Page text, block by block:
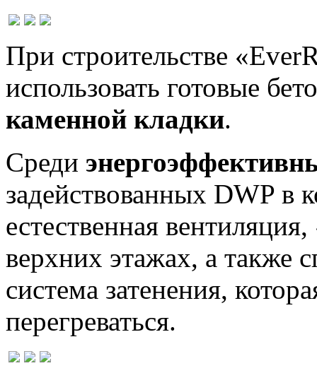
При строительстве
использовать готовые
каменной кладки.
Среди
задействованных DWP в
естественная
верхних этажах, а также
система затенения,
перегреваться.